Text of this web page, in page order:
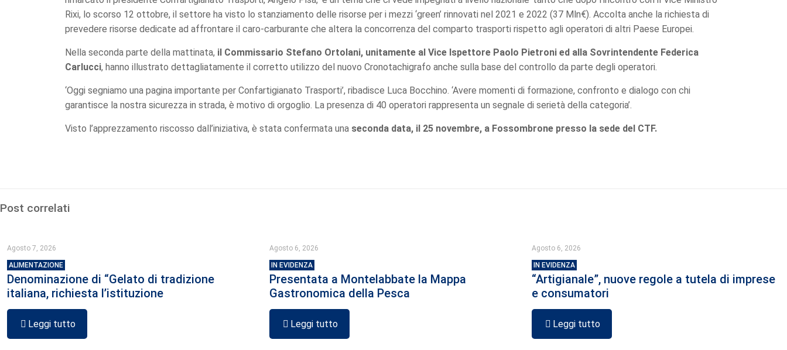
Rixi, lo scorso 12 ottobre, il settore ha visto lo stanziamento delle risorse per i mezzi ‘green’ rinnovati nel 2021 e 2022 (37 Mln€). Accolta anche la richiesta di
prevedere risorse dedicate ad affrontare il caro-carburante che altera la concorrenza del comparto trasporti rispetto agli operatori di altri Paese Europei.
Nella seconda parte della mattinata, il Commissario Stefano Ortolani, unitamente al Vice Ispettore Paolo Pietroni ed alla Sovrintendente Federica
Carlucci, hanno illustrato dettagliatamente il corretto utilizzo del nuovo Cronotachigrafo anche sulla base del controllo da parte degli operatori.
‘Oggi segniamo una pagina importante per Confartigianato Trasporti’, ribadisce Luca Bocchino. ‘Avere momenti di formazione, confronto e dialogo con chi
garantisce la nostra sicurezza in strada, è motivo di orgoglio. La presenza di 40 operatori rappresenta un segnale di serietà della categoria’.
Visto l’apprezzamento riscosso dall’iniziativa, è stata confermata una seconda data, il 25 novembre, a Fossombrone presso la sede del CTF.
Post correlati
Agosto 7, 2026
ALIMENTAZIONE
Denominazione di “Gelato di tradizione
italiana, richiesta l’istituzione
Leggi tutto
Agosto 6, 2026
IN EVIDENZA
Presentata a Montelabbate la Mappa
Gastronomica della Pesca
Leggi tutto
Agosto 6, 2026
IN EVIDENZA
“Artigianale”, nuove regole a tutela di imprese
e consumatori
Leggi tutto